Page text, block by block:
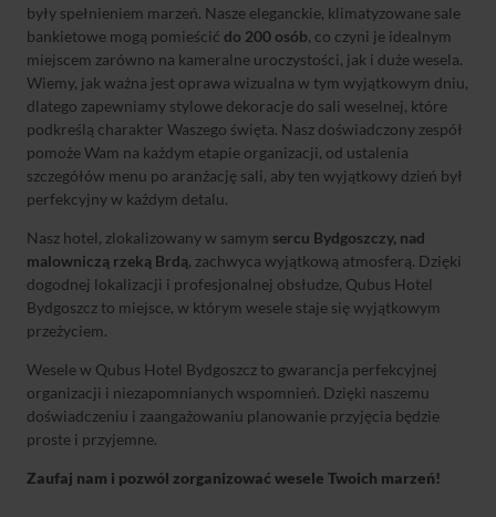
były spełnieniem marzeń. Nasze eleganckie, klimatyzowane sale
bankietowe mogą pomieścić do 200 osób, co czyni je idealnym
miejscem zarówno na kameralne uroczystości, jak i duże wesela.
Wiemy, jak ważna jest oprawa wizualna w tym wyjątkowym dniu,
dlatego zapewniamy stylowe dekoracje do sali weselnej, które
podkreślą charakter Waszego święta. Nasz doświadczony zespół
pomoże Wam na każdym etapie organizacji, od ustalenia
szczegółów menu po aranżację sali, aby ten wyjątkowy dzień był
perfekcyjny w każdym detalu.
Nasz hotel, zlokalizowany w samym sercu Bydgoszczy, nad
malowniczą rzeką Brdą, zachwyca wyjątkową atmosferą. Dzięki
dogodnej lokalizacji i profesjonalnej obsłudze, Qubus Hotel
Bydgoszcz to miejsce, w którym wesele staje się wyjątkowym
przeżyciem.
Wesele w Qubus Hotel Bydgoszcz to gwarancja perfekcyjnej
organizacji i niezapomnianych wspomnień. Dzięki naszemu
doświadczeniu i zaangażowaniu planowanie przyjęcia będzie
proste i przyjemne.
Zaufaj nam i pozwól zorganizować wesele Twoich marzeń!